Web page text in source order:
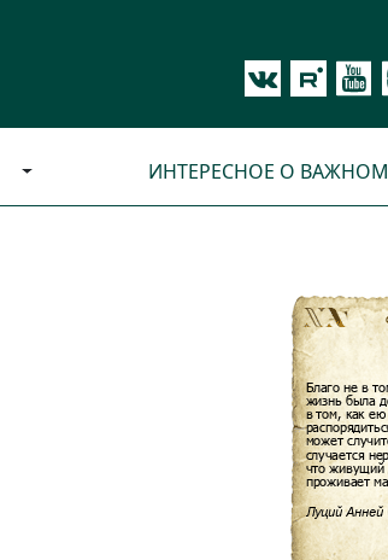
ИНТЕРЕСНОЕ О ВАЖНОМ